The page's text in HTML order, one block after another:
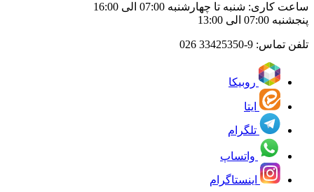
ساعت کاری: شنبه تا چهارشنبه 07:00 الی 16:00
پنجشنبه 07:00 الی 13:00
تلفن تماس: 33425350-9 026
روبیکا
ایتا
تلگرام
واتساپ
اینستاگرام